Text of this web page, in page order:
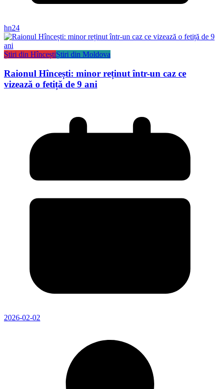
hn24
Știri din HînceștiȘtiri din Moldova
Raionul Hîncești: minor reținut într-un caz ce
vizează o fetiță de 9 ani
2026-02-02